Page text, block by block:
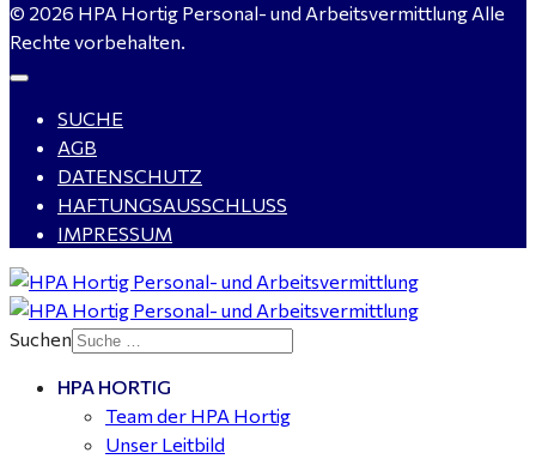
Rohrleitungsbau - Tagschicht - Leuna ab 20 €
Kalkulator (m/w/d) mit technischen Erfahrungen
gesucht für Halle (Saale) - ab 4.000 €
25
Mitarbeiter Wohnungssanierung / Maler (m/w/d)
Dessau-Roßlau - ab 18,00 €
© 2026 HPA Hortig Personal- und Arbeitsvermittlung Alle
Rechte vorbehalten.
SUCHE
AGB
DATENSCHUTZ
HAFTUNGSAUSSCHLUSS
IMPRESSUM
Suchen
HPA HORTIG
Team der HPA Hortig
Unser Leitbild